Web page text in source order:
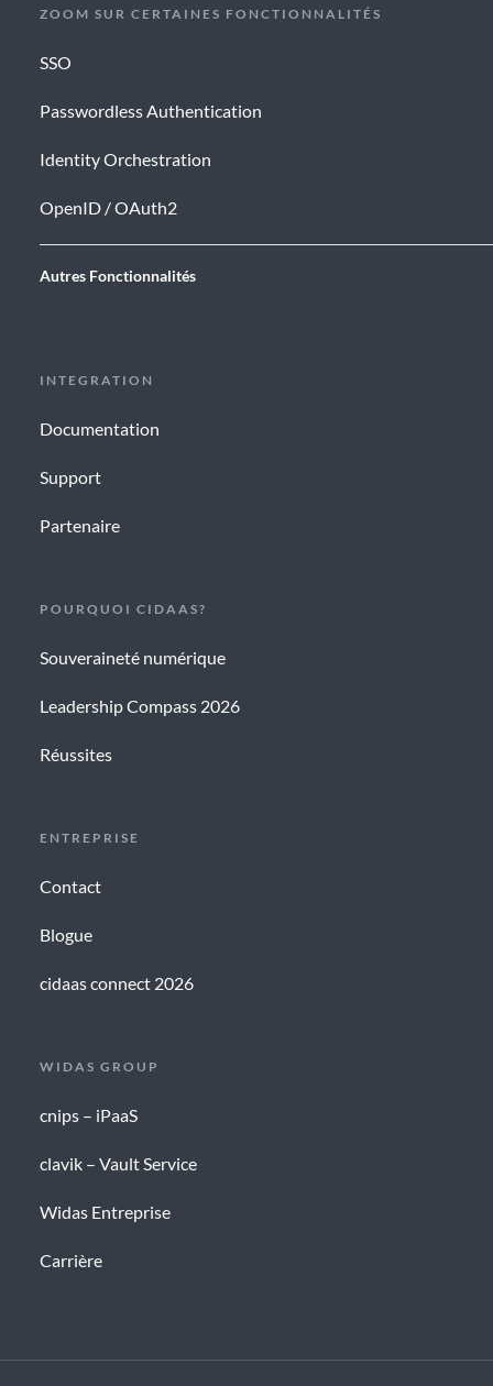
ZOOM SUR CERTAINES FONCTIONNALITÉS
SSO
Passwordless Authentication
Identity Orchestration
OpenID / OAuth2
Autres Fonctionnalités
INTEGRATION
Documentation
Support
Partenaire
POURQUOI CIDAAS?
Souveraineté numérique
Leadership Compass 2026
Réussites
ENTREPRISE
Contact
Blogue
cidaas connect 2026
WIDAS GROUP
cnips – iPaaS
clavik – Vault Service
Widas Entreprise
Carrière